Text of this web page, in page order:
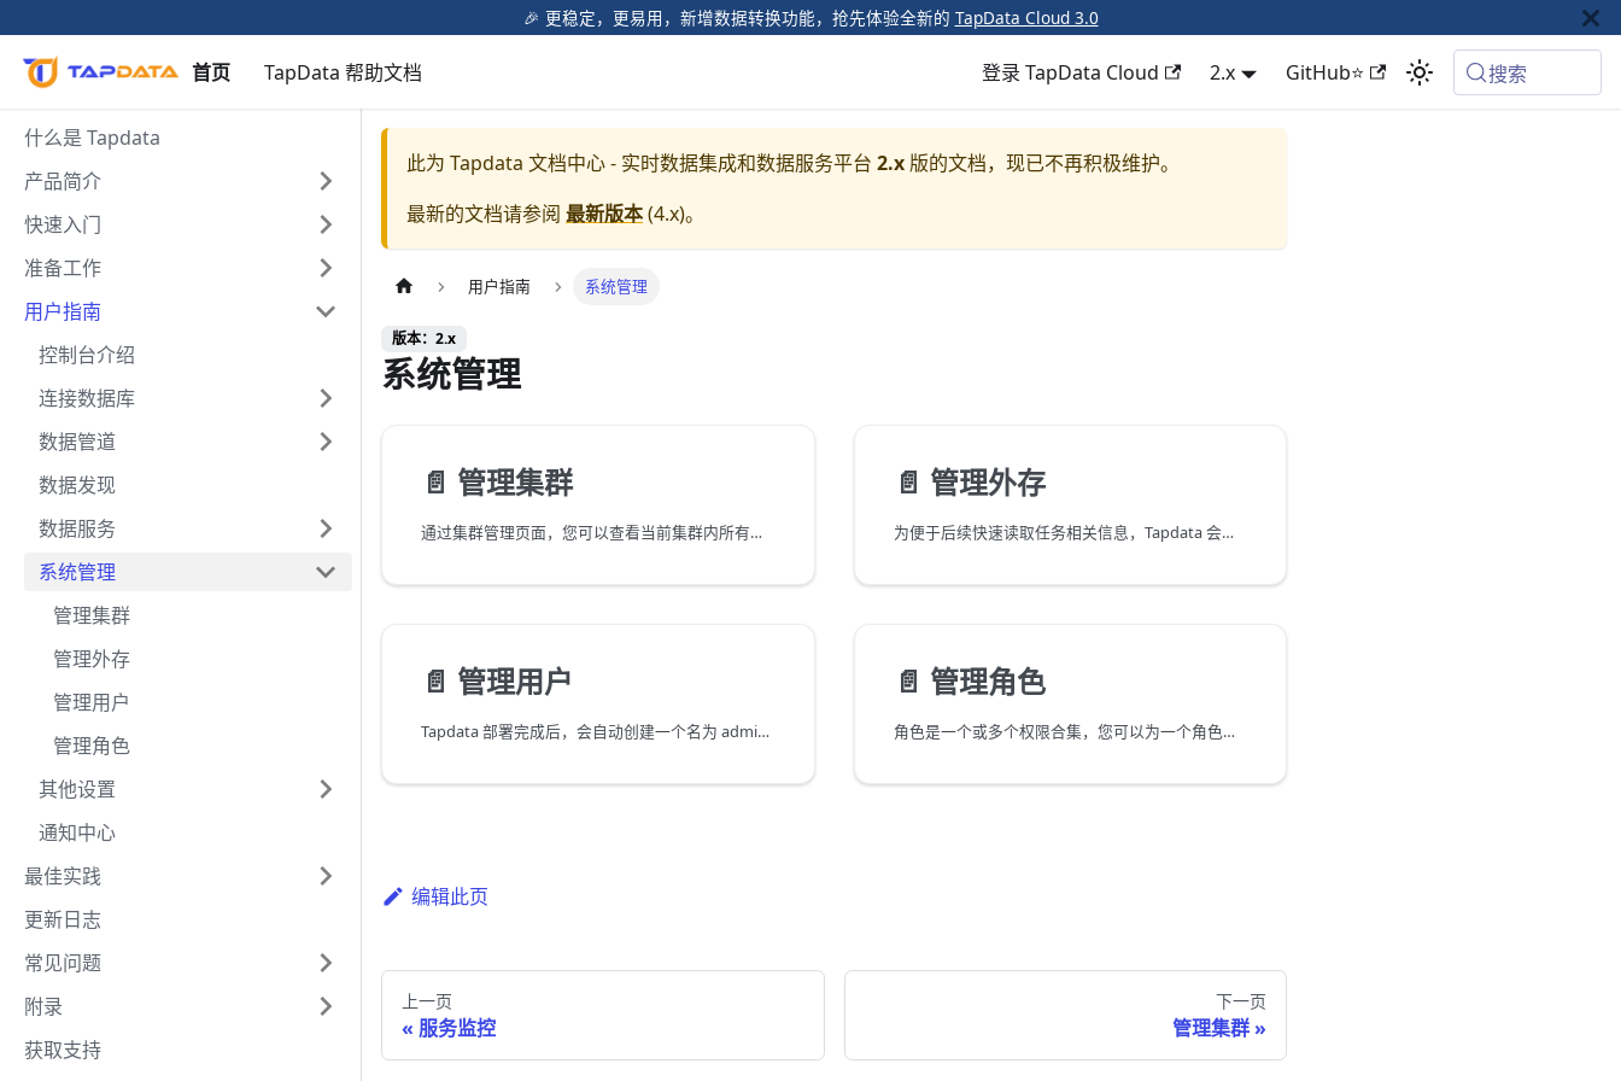
🎉️ 更稳定，更易用，新增数据转换功能，抢先体验全新的 TapData Cloud 3.0
首页 TapData 帮助文档 登录 TapData Cloud 2.x GitHub⭐ 搜索
什么是 Tapdata
产品简介
快速入门
准备工作
用户指南
控制台介绍
连接数据库
数据管道
数据发现
数据服务
系统管理
管理集群
管理外存
管理用户
管理角色
其他设置
通知中心
最佳实践
更新日志
常见问题
附录
获取支持
此为 Tapdata 文档中心 - 实时数据集成和数据服务平台 2.x 版的文档，现已不再积极维护。
最新的文档请参阅 最新版本(4.x)。
用户指南 系统管理
版本：2.x
系统管理
📄️ 管理集群
通过集群管理页面，您可以查看当前集群内所有组件的运行状态和对外建立的连接数等信息，同时支持管理操作。
📄️ 管理外存
为便于后续快速读取任务相关信息，Tapdata 会将任务的必要配置、共享缓存等信息存储至内部的 MongoDB 数据库中。为存储更多的数据（如缓存数据），您可以创建一个外部数据库来存储相关数据。
📄️ 管理用户
Tapdata 部署完成后，会自动创建一个名为 admin@admin.com 的系统管理员，为更好地管理平台操作权限，您可以通过该账号登录 Tapdata 平台，为组织内的其他成员执行创建用户、赋予权限等管理操作。
📄️ 管理角色
角色是一个或多个权限合集，您可以为一个角色授予多个操作权限，然后将角色授予给用户，该用户将继承该角色中的所有权限。基于此设计，您可以基于业务需求预先创建好角色，随后在创建用户直接赋予其角色，无需为每个用户配置权限，从而简化运维管理，提升安全性。
编辑此页
上一页
服务监控
下一页
管理集群